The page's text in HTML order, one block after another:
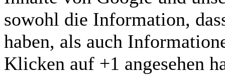
sowohl die Information,
haben, als auch
Klicken auf +1 angesehen